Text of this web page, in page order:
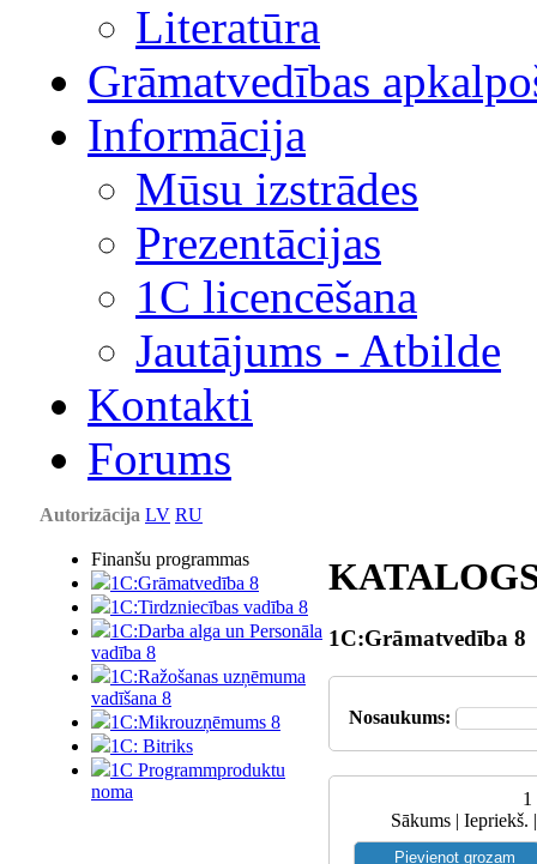
Literatūra
Grāmatvedības
Informācija
Mūsu izstrādes
Prezentācijas
1С licencēšana
Jautājums - Atbilde
Kontakti
Forums
Autorizācija LV RU
Finanšu programmas
1C:Grāmatvedība 8
1C:Tirdzniecības vadība 8
1C:Darba alga un Personāla
vadība 8
1C:Ražošanas uzņēmuma
vadīšana 8
1С:Мikrouzņēmums 8
1C: Bitriks
1C Programmproduktu
noma
1C:Grāmatvedība 8
Nosaukums:
1
Sākums | Iepriekš.